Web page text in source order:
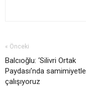
« Önceki
Balcıoğlu: ‘Silivri Ortak
Paydası’nda samimiyetle
çalışıyoruz